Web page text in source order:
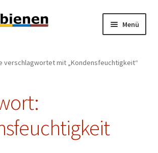
Menü
verschlagwortet mit „Kondensfeuchtigkeit“